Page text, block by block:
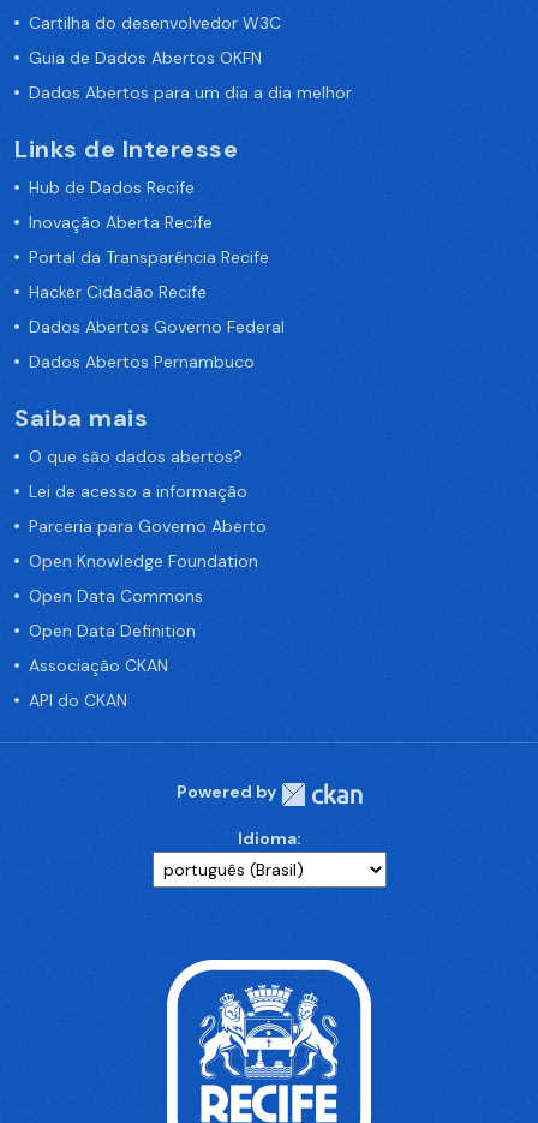
Cartilha do desenvolvedor W3C
Guia de Dados Abertos OKFN
Dados Abertos para um dia a dia melhor
Links de Interesse
Hub de Dados Recife
Inovação Aberta Recife
Portal da Transparência Recife
Hacker Cidadão Recife
Dados Abertos Governo Federal
Dados Abertos Pernambuco
Saiba mais
O que são dados abertos?
Lei de acesso a informação
Parceria para Governo Aberto
Open Knowledge Foundation
Open Data Commons
Open Data Definition
Associação CKAN
API do CKAN
Powered by
Idioma